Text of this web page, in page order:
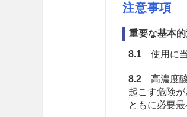
注意事項
重要な基本
8.1使用に当
8.2高濃度酸
起こす危険
ともに必要